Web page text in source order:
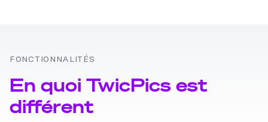
FONCTIONNALITÉS
En quoi TwicPics est
différent